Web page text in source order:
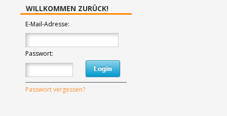
WILLKOMMEN ZURÜCK!
E-Mail-Adresse:
Passwort:
Passwort vergessen?